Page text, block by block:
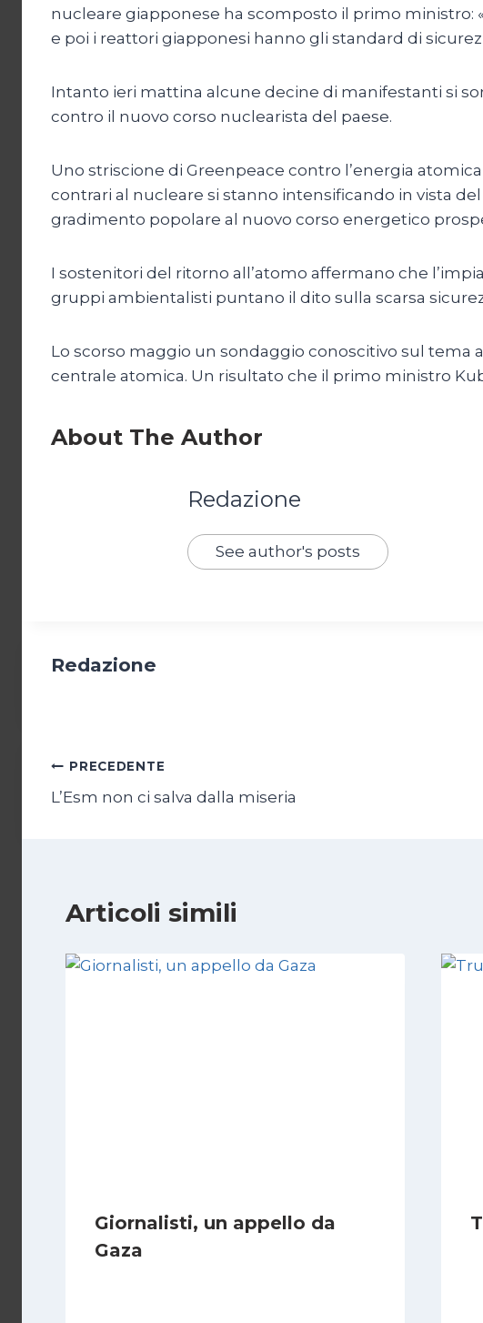
nucleare giapponese ha scomposto il primo ministro:
e poi i reattori giapponesi hanno gli standard di
Intanto ieri mattina alcune decine di manifestanti si
contro il nuovo corso nuclearista del paese.
Uno striscione di Greenpeace contro l’energia
contrari al nucleare si stanno intensificando in vista
gradimento popolare al nuovo corso energetico
I sostenitori del ritorno all’atomo affermano che
gruppi ambientalisti puntano il dito sulla scarsa
Lo scorso maggio un sondaggio conoscitivo sul tema
centrale atomica. Un risultato che il primo ministro
About The Author
Redazione
See author's posts
Redazione
Navigazione
articoli
PRECEDENTE
L’Esm non ci salva dalla miseria
Articoli simili
Giornalisti, un appello da
Gaza